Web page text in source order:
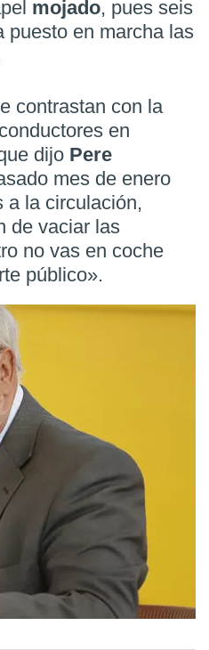
mojado, pues seis
puesto en marcha las
contrastan con la
en
dijo Pere
mes de enero
a la circulación,
de vaciar las
no vas en coche
público».